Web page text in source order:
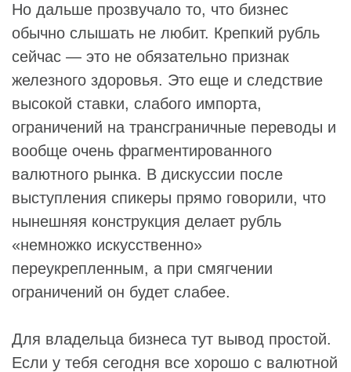
Но дальше прозвучало то, что бизнес
обычно слышать не любит. Крепкий рубль
сейчас — это не обязательно признак
железного здоровья. Это еще и следствие
высокой ставки, слабого импорта,
ограничений на трансграничные переводы и
вообще очень фрагментированного
валютного рынка. В дискуссии после
выступления спикеры прямо говорили, что
нынешняя конструкция делает рубль
«немножко искусственно»
переукрепленным, а при смягчении
ограничений он будет слабее.
Для владельца бизнеса тут вывод простой.
Если у тебя сегодня все хорошо с валютной